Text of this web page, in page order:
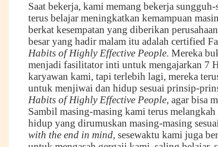
Saat bekerja, kami memang bekerja
terus belajar meningkatkan kemampuan
berkat kesempatan yang diberikan
besar yang hadir malam itu adalah certified
Habits of Highly Effective People. Mereka
menjadi fasilitator inti untuk mengajarkan 7
karyawan kami, tapi terlebih lagi, mereka
untuk menjiwai dan hidup sesuai prinsip-
Habits of Highly Effective People, agar bisa
Sambil masing-masing kami terus
hidup yang dirumuskan masing-masing
with the end in mind, sesewaktu kami juga